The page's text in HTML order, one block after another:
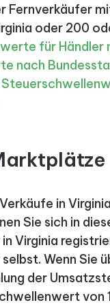
Fernverkäufer
oder 200
für Händler
nach
Verkäufe in
Sie sich in
Virginia
Wenn Sie
der